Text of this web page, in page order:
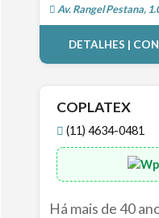
Av. Rangel Pestana,
DETALHES |
COPLATEX
(11) 4634-0481
Há mais de 40